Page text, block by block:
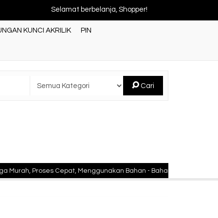
Selamat berbelanja, Shopper!
KUNCI AKRILIK PIN
Cari
Proses Cepat, Menggunakan Bahan - Bahan Berkualitas Standar